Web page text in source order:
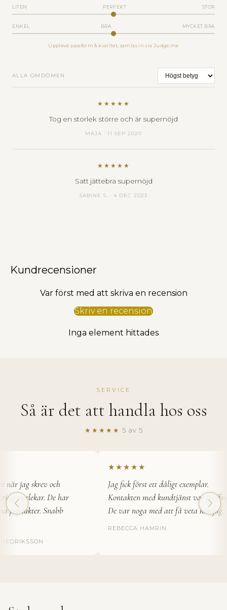
LITEN PERFEKT STOR
ENKEL BRA MYCKET BRA
Upplevd passform & kvalitet, samlas in via Judge.me
ALLA OMDÖMEN
★★★★★
Tog en storlek större och är supernöjd
MAJA · 11 SEP 2020
★★★★★
Satt jättebra supernöjd
SABINE S. · 4 DEC 2023
Kundrecensioner
Var först med att skriva en recension
Skriv en recension
Inga element hittades
SERVICE
Så är det att handla hos oss
★★★★★ 5 av 5
jag skrev och
storlekar. De har
Snabb
★★★★★
Jag fick först ett dåligt exemplar.
Kontakten med kundtjänst var proffsig.
De var noga med att få veta hur jag…
REBECCA HAMRIN